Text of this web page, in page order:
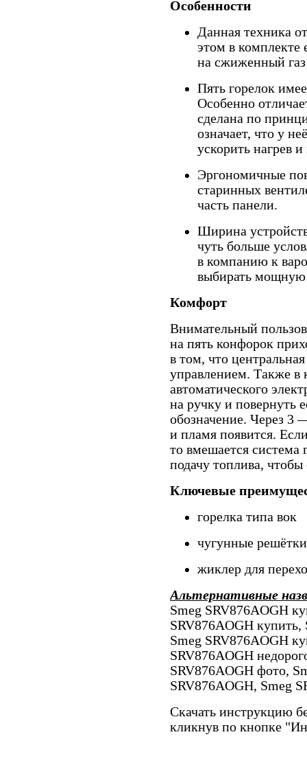
Особенности
Данная техника
этом в комплекте
на сжиженный
Пять горелок
Особенно
сделана по
означает, что у
ускорить нагрев
Эргономичные
старинных
часть панели.
Ширина
чуть больше
в компанию к
выбирать мощную
Комфорт
Внимательный
на пять конфорок
в том, что
управлением. Также в
автоматического
на ручку и повернуть
обозначение. Через 3
и пламя появится.
то вмешается система
подачу топлива,
Ключевые
горелка типа вок
чугунные решётки
жиклер для
Альтернативные
Smeg SRV876AOGH
SRV876AOGH купить,
Smeg SRV876AOGH
SRV876AOGH
SRV876AOGH фото,
SRV876AOGH, Smeg
Скачать инструкцию
кликнув по кнопке